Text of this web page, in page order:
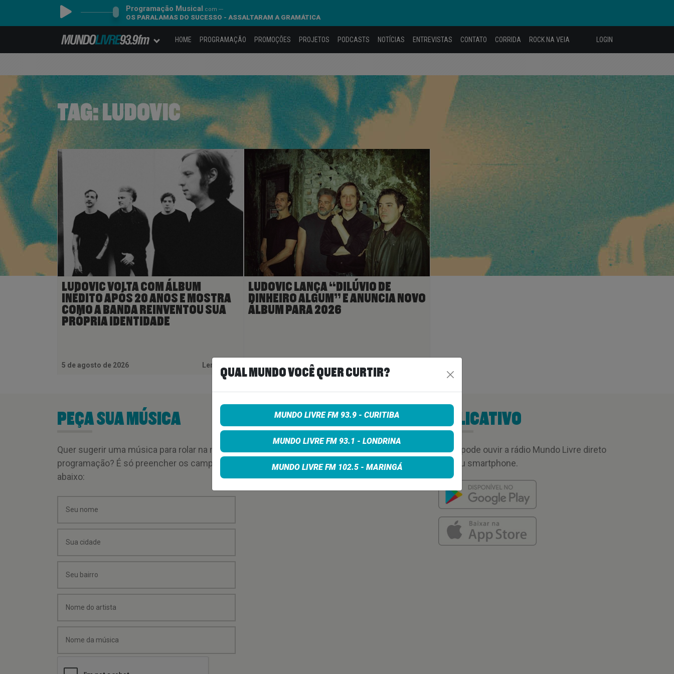
Programação Musical com ---
OS PARALAMAS DO SUCESSO - ASSALTARAM A GRAMÁTICA
HOME PROGRAMAÇÃO PROMOÇÕES PROJETOS PODCASTS NOTÍCIAS ENTREVISTAS CONTATO CORRIDA ROCK NA VEIA LOGIN
TAG: LUDOVIC
LUDOVIC VOLTA COM ÁLBUM
INÉDITO APÓS 20 ANOS E MOSTRA
COMO A BANDA REINVENTOU SUA
PRÓPRIA IDENTIDADE
5 de agosto de 2026 Ler Mais
LUDOVIC LANÇA “DILÚVIO DE
DINHEIRO ALGUM” E ANUNCIA NOVO
ÁLBUM PARA 2026
25 de maio de 2026
PEÇA SUA MÚSICA
Quer sugerir uma música para rolar na minha
programação? É só preencher os campos
abaixo:
APLICATIVO
Você pode ouvir a rádio Mundo Livre direto
no seu smartphone.
QUAL MUNDO VOCÊ QUER CURTIR?
MUNDO LIVRE FM 93.9 - CURITIBA
MUNDO LIVRE FM 93.1 - LONDRINA
MUNDO LIVRE FM 102.5 - MARINGÁ